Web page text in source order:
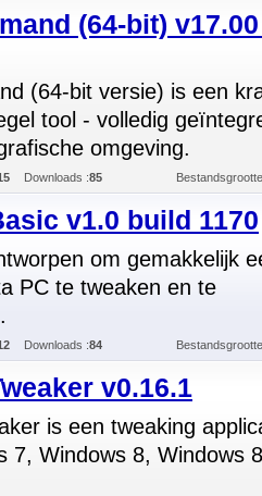
(64-bit)
(64-bit versie) is een
tool - volledig
omgeving.
Downloads :85
v1.0 build 1170
om gemakkelijk
PC te tweaken en te
Downloads :84
v0.16.1
is een tweaking
7, Windows 8, Windows